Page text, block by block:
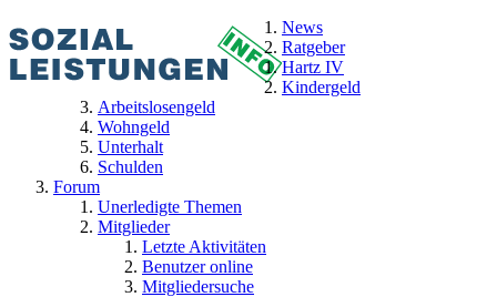
News
Ratgeber
Hartz IV
Kindergeld
Arbeitslosengeld
Wohngeld
Unterhalt
Schulden
Forum
Unerledigte Themen
Mitglieder
Letzte Aktivitäten
Benutzer online
Mitgliedersuche